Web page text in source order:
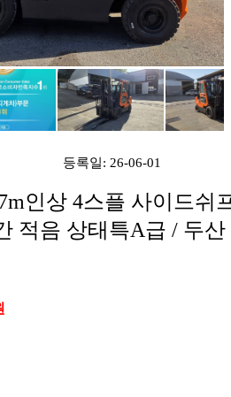
등록일: 26-06-01
인상 4스플 사이드쉬
적음 상태특A급 / 두산